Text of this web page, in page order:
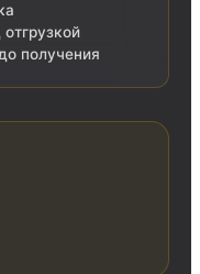
получения